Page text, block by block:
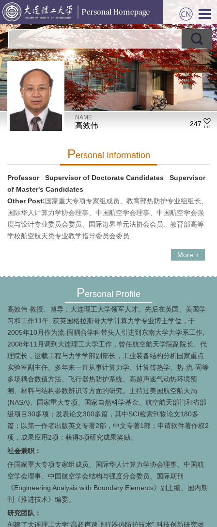
NAME
高效伟 247
PErsonal Information
Professor Supervisor of Doctorate Candidates Supervisor
of Master's Candidates
Other Post:国家重大专项专家组成员、教育部热防护专业组组长、
国际华人计算力学协会理事、中国航空学会理事、中国航空学会强
度与设计专业委员会委员、国际边界单元法协会会员、教育部高等
学校航空航天类专业教学指导委员会委员
More +
Personal Profile
高效伟 教授、博导，大连理工大学领军人才。先后在英国、美国学
习和工作11年, 获英国格拉斯哥大学计算力学专业博士学位，于
2005年10月作为流-固耦合学科带头人引进到东南大学力学系工作,
2008年11月调到大连理工大学工作，曾任航空航天学院副院长、代
理院长，运载工程与力学学部副部长，工业装备结构分析国家重点
实验室副主任。多年来一直从事计算力学、计算传热学、热-流-固等
多场耦合数值方法、飞行器热防护系统、高超声速气动热环境预
测、材料与结构参数辨识等方面的研究。主持过美国航空航天局
(NASA)、国家重大专项、国家自然科学基金、航空航天部门和省部
级项目30多项；发表论文300多篇，其中SCI检索刊物论文180多
篇；以第一作者出版英文专著2部，中文专著1部；申请软件著作权2
项，成果应用2项；获得3项研究成果奖励。
社会兼职：
任国家重大专项专家组成员、国际华人计算力学协会理事、中国航
空学会理事、中国航空学会结构与强度分会委员、国际期刊
《Engineering Analysis with Boundary Elements》副主编、国内期
刊《推进技术》编委。
研究团队：
创建了大连理工大学“高超声速飞行器热防护技术” 科技创新研究团